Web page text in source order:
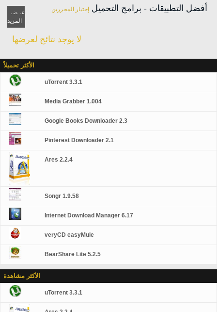
أفضل التطبيقات - برامج التحميل إختيار المحررين
عرض
المزيد
لا يوجد نتائج لعرضها
الأكثر تحميلاً
uTorrent 3.3.1
Media Grabber 1.004
Google Books Downloader 2.3
Pinterest Downloader 2.1
Ares 2.2.4
Songr 1.9.58
Internet Download Manager 6.17
veryCD easyMule
BearShare Lite 5.2.5
الأكثر مشاهدة
uTorrent 3.3.1